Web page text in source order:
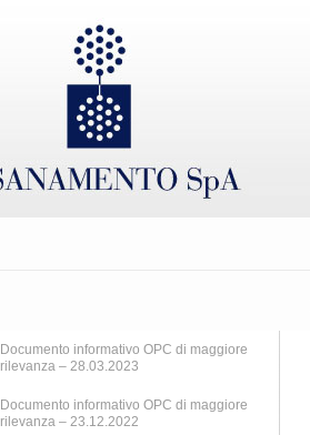
Documento informativo OPC di maggiore
rilevanza – 28.03.2023
Documento informativo OPC di maggiore
rilevanza – 23.12.2022